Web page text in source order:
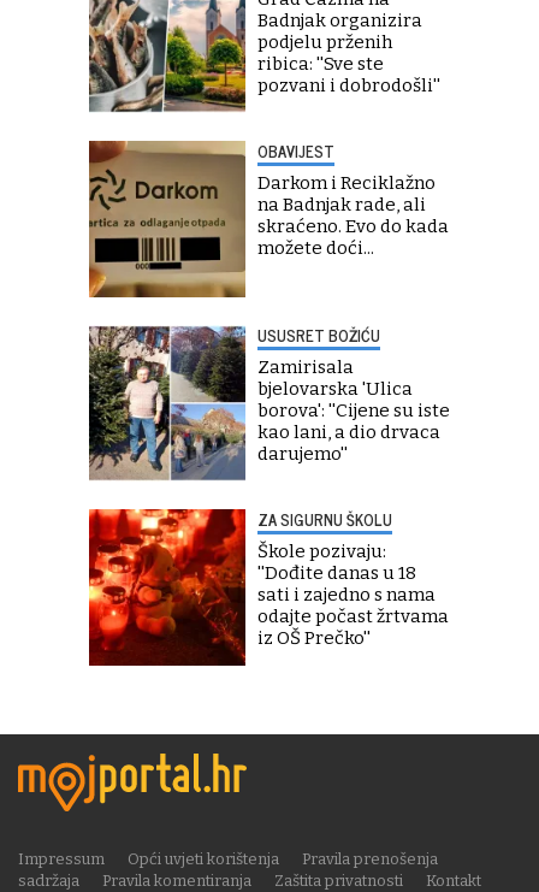
Badnjak organizira
podjelu prženih
ribica: ''Sve ste
pozvani i dobrodošli''
OBAVIJEST
Darkom i Reciklažno
na Badnjak rade, ali
skraćeno. Evo do kada
možete doći...
USUSRET BOŽIĆU
Zamirisala
bjelovarska 'Ulica
borova': ''Cijene su iste
kao lani, a dio drvaca
darujemo''
ZA SIGURNU ŠKOLU
Škole pozivaju:
''Dođite danas u 18
sati i zajedno s nama
odajte počast žrtvama
iz OŠ Prečko''
Impressum Opći uvjeti korištenja
Pravila prenošenja
sadržaja
Pravila komentiranja Zaštita privatnosti
Kontakt